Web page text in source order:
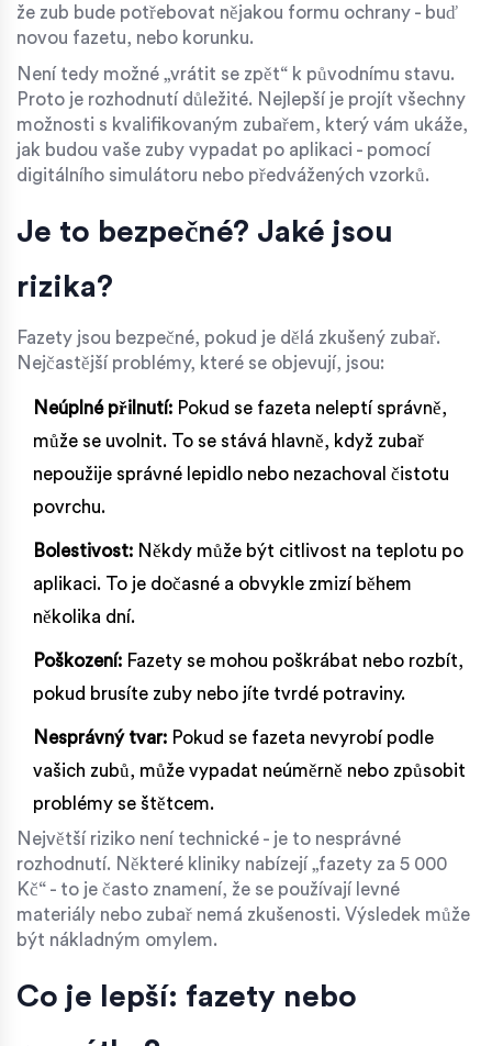
že zub bude potřebovat nějakou formu ochrany - buď
novou fazetu, nebo korunku.
Není tedy možné „vrátit se zpět“ k původnímu stavu.
Proto je rozhodnutí důležité. Nejlepší je projít všechny
možnosti s kvalifikovaným zubařem, který vám ukáže,
jak budou vaše zuby vypadat po aplikaci - pomocí
digitálního simulátoru nebo předvážených vzorků.
Je to bezpečné? Jaké jsou
rizika?
Fazety jsou bezpečné, pokud je dělá zkušený zubař.
Nejčastější problémy, které se objevují, jsou:
Neúplné přilnutí: Pokud se fazeta neleptí správně,
může se uvolnit. To se stává hlavně, když zubař
nepoužije správné lepidlo nebo nezachoval čistotu
povrchu.
Bolestivost: Někdy může být citlivost na teplotu po
aplikaci. To je dočasné a obvykle zmizí během
několika dní.
Poškození: Fazety se mohou poškrábat nebo rozbít,
pokud brusíte zuby nebo jíte tvrdé potraviny.
Nesprávný tvar: Pokud se fazeta nevyrobí podle
vašich zubů, může vypadat neúměrně nebo způsobit
problémy se štětcem.
Největší riziko není technické - je to nesprávné
rozhodnutí. Některé kliniky nabízejí „fazety za 5 000
Kč“ - to je často znamení, že se používají levné
materiály nebo zubař nemá zkušenosti. Výsledek může
být nákladným omylem.
Co je lepší: fazety nebo